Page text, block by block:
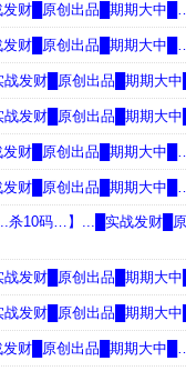
发财█原创出品█期期大
发财█原创出品█期期大
战发财█原创出品█期期
战发财█原创出品█期期
发财█原创出品█期期大
发财█原创出品█期期大
杀10码…】...█实战发财█
战发财█原创出品█期期
战发财█原创出品█期期
发财█原创出品█期期大